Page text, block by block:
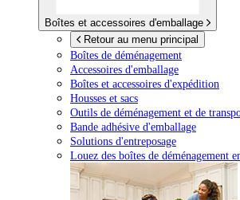
Boîtes et accessoires d'emballage
Retour au menu principal
Boîtes de déménagement
Accessoires d'emballage
Boîtes et accessoires d'expédition
Housses et sacs
Outils de déménagement et de
Bande adhésive d'emballage
Solutions d'entreposage
Louez des boîtes de déménagement